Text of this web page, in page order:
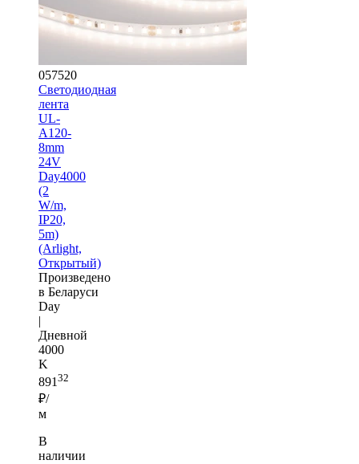
057520
Светодиодная
лента
UL-
A120-
8mm
24V
Day4000
(2
W/m,
IP20,
5m)
(Arlight,
Открытый)
Произведено
в Беларуси
Day
|
Дневной
4000
K
891 32
₽/
м
В
наличии